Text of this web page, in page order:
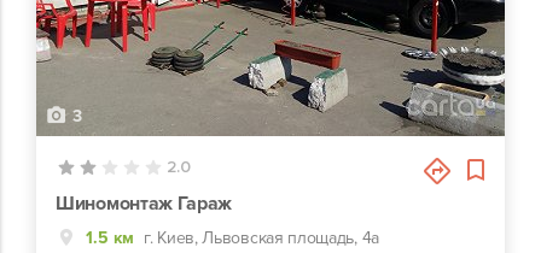
3
2.0
Шиномонтаж Гараж
1.5 км г. Киев, Львовская площадь, 4а